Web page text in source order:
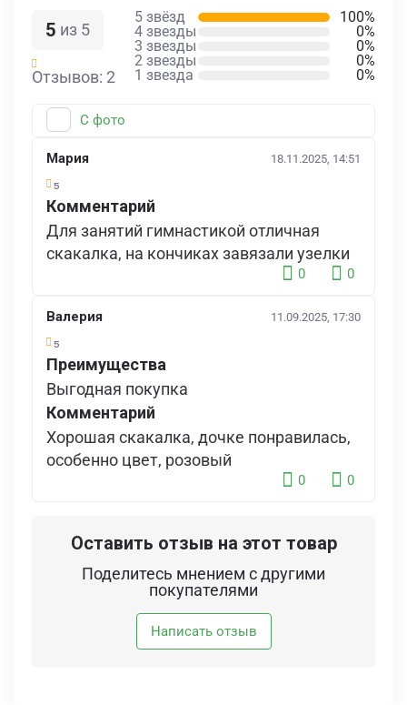
5 из 5
Отзывов: 2
5 звёзд
100%
4 звезды
0%
3 звезды
0%
2 звезды
0%
1 звезда
0%
С фото
Мария 18.11.2025, 14:51
5
Комментарий
Для занятий гимнастикой отличная
скакалка, на кончиках завязали узелки
0 0
Валерия 11.09.2025, 17:30
5
Преимущества
Выгодная покупка
Комментарий
Хорошая скакалка, дочке понравилась,
особенно цвет, розовый
0 0
Оставить отзыв на этот товар
Поделитесь мнением с другими
покупателями
Написать отзыв